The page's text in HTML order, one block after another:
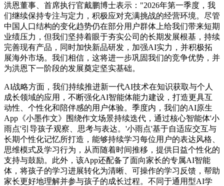
洪恩董事、首席执行官戴鹏博士表示："2026年第一季度，我
们继续保持专注与定力，积极应对充满挑战的经营环境。尽管
中国人口结构的变化趋势仍在部分用户群体上给我们带来短期
业绩压力，但我们坚持着眼于夯实公司的长期发展根基，持续
完善现有产品，同时加快新品研发，加强AI实力，并积极拓
展海外市场。我们相信，这将进一步巩固我们的竞争优势，并
为洪恩下一阶段的发展奠定坚实基础。
AI战略方面，我们持续推进新一代AI技术在知识获取与个人
成长领域的应用，不断强化AI智能体能力建设，打造更具互
动性、个性化和陪伴感的用户体验。季度内，我们的AI原生
App《小墨作文》围绕作文场景持续迭代，通过核心智能体'小
雨点'引导孩子观察、思考与表达。'小雨点'基于自适应交互与
长期个性化记忆所打造，能够持续学习每位用户的表达风格、
思维模式及学习行为，从而随着时间推移，提供日益个性化的
支持与鼓励。此外，该App还配备了面向家长的专属AI智能
体，将孩子的学习进展转化为清晰、可操作的学习反馈，帮助
家长更好地理解并参与孩子的成长过程。不同于通用型AI学